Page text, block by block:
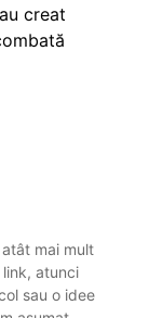
creat
mai mult
atunci
sau o idee